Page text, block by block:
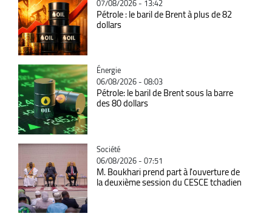
07/08/2026 - 13:42
Pétrole : le baril de Brent à plus de 82
dollars
Catégorie
Énergie
06/08/2026 - 08:03
Pétrole: le baril de Brent sous la barre
des 80 dollars
Catégorie
Société
06/08/2026 - 07:51
M. Boukhari prend part à l'ouverture de
la deuxième session du CESCE tchadien